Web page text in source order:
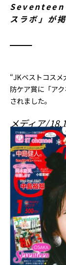
Seventeen
スラボ」が
“JKベストコス
防ケア賞に「ア
されました。
メディア